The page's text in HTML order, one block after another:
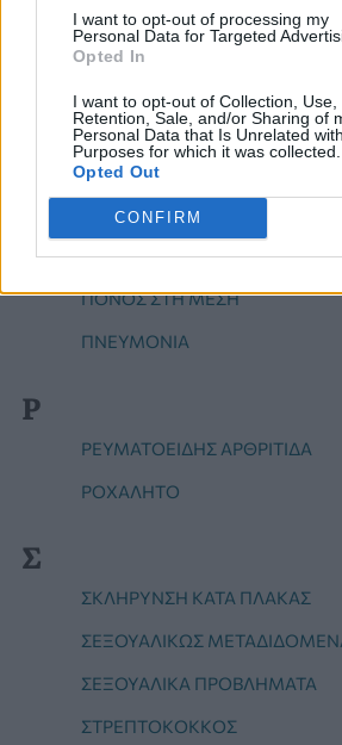
I want to opt-out of processing my
Personal Data for Targeted
Opted In
I want to opt-out of Collection, Use,
Retention, Sale, and/or Sharing of
Personal Data that Is Unrelated
Purposes for which it was collected.
Opted Out
CONFIRM
ΠΑΧΥΣΑΡΚΊΑ
ΠΡΟΕΚΛΑΜΨΙΑ
ΠΟΝΟΚΕΦΑΛΟΣ
ΠΟΝΟΣ
ΠΟΝΟΣ ΣΤΗΝ ΠΛΑΤΗ
ΠΌΝΟΣ ΣΤΗ ΜΈΣΗ
ΠΝΕΥΜΟΝΊΑ
Ρ
ΡΕΥΜΑΤΟΕΙΔΗΣ ΑΡΘΡΙΤΙΔΑ
ΡΟΧΑΛΗΤΟ
Σ
ΣΚΛΗΡΥΝΣΗ ΚΑΤΑ ΠΛΑΚΑΣ
ΣΕΞΟΥΑΛΙΚΏΣ
ΣΕΞΟΥΑΛΙΚΑ ΠΡΟΒΛΗΜΑΤΑ
ΣΤΡΕΠΤΌΚΟΚΚΟΣ